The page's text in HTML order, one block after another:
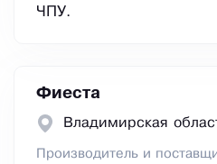
ЧПУ.
Фиеста
Владимирская
Производитель и